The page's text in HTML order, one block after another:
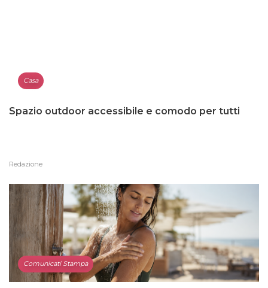
Casa
Spazio outdoor accessibile e comodo per tutti
Redazione
Comunicati Stampa